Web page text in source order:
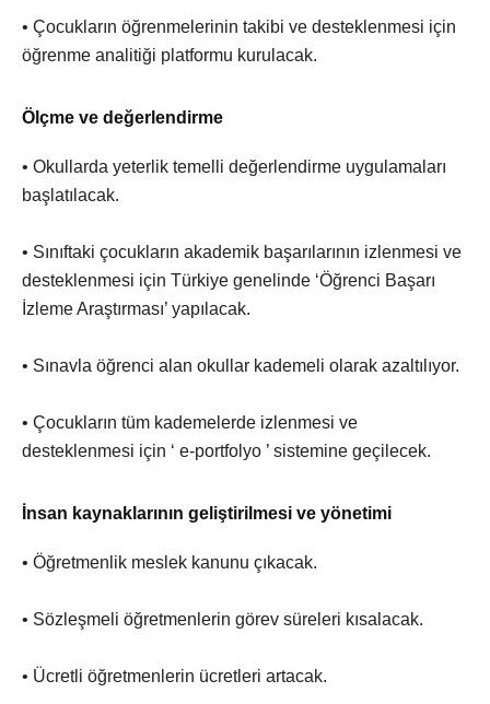
• Çocukların öğrenmelerinin takibi ve desteklenmesi için
öğrenme analitiği platformu kurulacak.
Ölçme ve değerlendirme
• Okullarda yeterlik temelli değerlendirme uygulamaları
başlatılacak.
• Sınıftaki çocukların akademik başarılarının izlenmesi ve
desteklenmesi için Türkiye genelinde ‘Öğrenci Başarı
İzleme Araştırması’ yapılacak.
• Sınavla öğrenci alan okullar kademeli olarak azaltılıyor.
• Çocukların tüm kademelerde izlenmesi ve
desteklenmesi için ‘ e-portfolyo ’ sistemine geçilecek.
İnsan kaynaklarının geliştirilmesi ve yönetimi
• Öğretmenlik meslek kanunu çıkacak.
• Sözleşmeli öğretmenlerin görev süreleri kısalacak.
• Ücretli öğretmenlerin ücretleri artacak.